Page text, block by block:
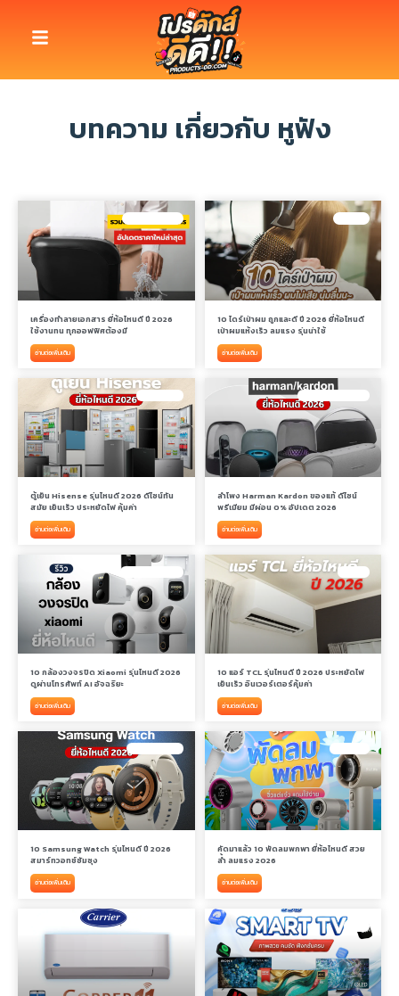
บทความ เกี่ยวกับ หูฟัง
เครื่องทำลายเอกสาร ยี่ห้อไหนดี ปี 2026
ใช้งานทน ทุกออฟฟิศต้องมี
อ่านต่อเพิ่มเติม
10 ไดร์เป่าผม ถูกและดี ปี 2026 ยี่ห้อไหนดี
เป่าผมแห้งเร็ว ลมแรง รุ่นน่าใช้
อ่านต่อเพิ่มเติม
ตู้เย็น Hisense รุ่นไหนดี 2026 ดีไซน์ทัน
สมัย เย็นเร็ว ประหยัดไฟ คุ้มค่า
อ่านต่อเพิ่มเติม
ลำโพง Harman Kardon ของแท้ ดีไซน์
พรีเมียม มีผ่อน 0% อัปเดต 2026
อ่านต่อเพิ่มเติม
10 กล้องวงจรปิด Xiaomi รุ่นไหนดี 2026
ดูผ่านโทรศัพท์ AI อัจฉริยะ
อ่านต่อเพิ่มเติม
10 แอร์ TCL รุ่นไหนดี ปี 2026 ประหยัดไฟ
เย็นเร็ว อินเวอร์เตอร์คุ้มค่า
อ่านต่อเพิ่มเติม
10 Samsung Watch รุ่นไหนดี ปี 2026
สมาร์ทวอทช์ซัมซุง
อ่านต่อเพิ่มเติม
คัดมาแล้ว 10 พัดลมพกพา ยี่ห้อไหนดี สวย
ล้ำ ลมแรง 2026
อ่านต่อเพิ่มเติม